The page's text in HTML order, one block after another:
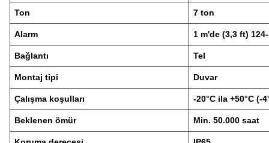
Ton 7 ton
Alarm 1 m'de (3,3 ft)
Bağlantı Tel
Montaj tipi Duvar
Çalışma koşulları -20°C ila +50°C (-
Beklenen ömür Min. 50.000 saat